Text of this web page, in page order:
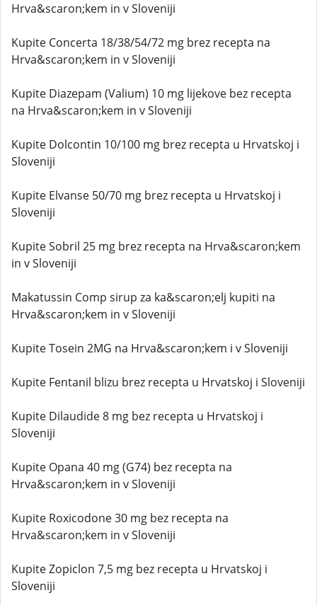
Hrva&scaron;kem in v Sloveniji
Kupite Concerta 18/38/54/72 mg brez recepta na
Hrva&scaron;kem in v Sloveniji
Kupite Diazepam (Valium) 10 mg lijekove bez recepta
na Hrva&scaron;kem in v Sloveniji
Kupite Dolcontin 10/100 mg brez recepta u Hrvatskoj i
Sloveniji
Kupite Elvanse 50/70 mg brez recepta u Hrvatskoj i
Sloveniji
Kupite Sobril 25 mg brez recepta na Hrva&scaron;kem
in v Sloveniji
Makatussin Comp sirup za ka&scaron;elj kupiti na
Hrva&scaron;kem in v Sloveniji
Kupite Tosein 2MG na Hrva&scaron;kem i v Sloveniji
Kupite Fentanil blizu brez recepta u Hrvatskoj i Sloveniji
Kupite Dilaudide 8 mg bez recepta u Hrvatskoj i
Sloveniji
Kupite Opana 40 mg (G74) bez recepta na
Hrva&scaron;kem in v Sloveniji
Kupite Roxicodone 30 mg bez recepta na
Hrva&scaron;kem in v Sloveniji
Kupite Zopiclon 7,5 mg bez recepta u Hrvatskoj i
Sloveniji